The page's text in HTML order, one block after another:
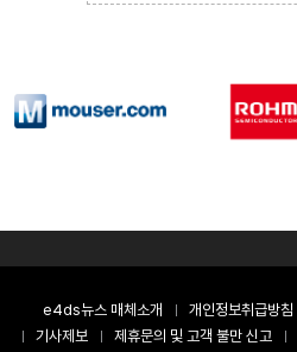
e4ds뉴스 매체소개 개인정보취급방침
기사제보
제휴문의 및 고객 불만 신고